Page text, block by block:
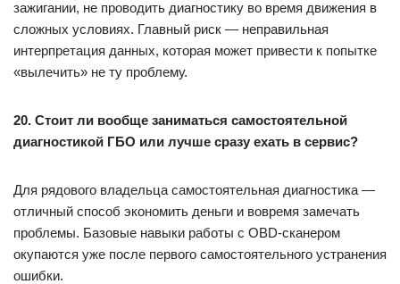
зажигании, не проводить диагностику во время движения в
сложных условиях. Главный риск — неправильная
интерпретация данных, которая может привести к попытке
«вылечить» не ту проблему.
20. Стоит ли вообще заниматься самостоятельной
диагностикой ГБО или лучше сразу ехать в сервис?
Для рядового владельца самостоятельная диагностика —
отличный способ экономить деньги и вовремя замечать
проблемы. Базовые навыки работы с OBD-сканером
окупаются уже после первого самостоятельного устранения
ошибки.